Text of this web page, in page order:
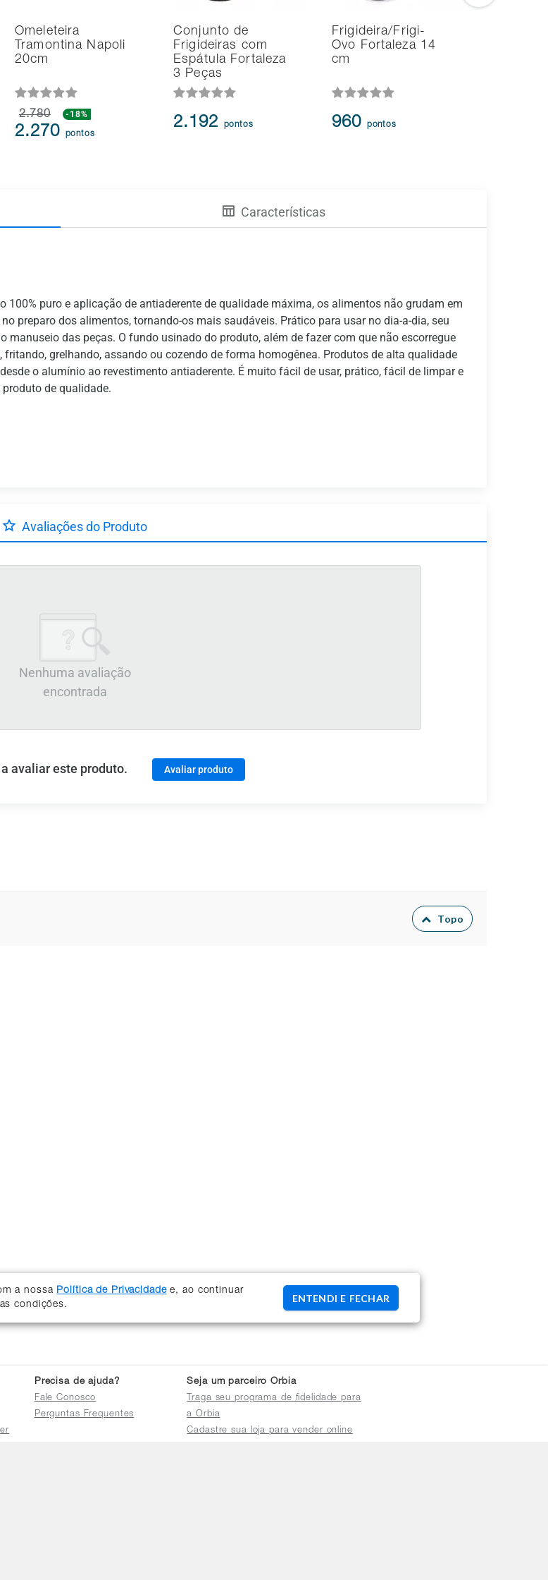
a nossa Política de Privacidadee, ao continuar
condições.
ENTENDI E FECHAR
Omeleteira
Tramontina Napoli
20cm
2.780 -18%
2.270 pontos
Conjunto de
Frigideiras com
Espátula Fortaleza
3 Peças
2.192 pontos
Frigideira/Frigi-
Ovo Fortaleza 14
cm
960 pontos
Características
puro e aplicação de antiaderente de qualidade máxima, os alimentos não grudam em
preparo dos alimentos, tornando-os mais saudáveis. Prático para usar no dia-a-dia, seu
das peças. O fundo usinado do produto, além de fazer com que não escorregue
grelhando, assando ou cozendo de forma homogênea. Produtos de alta qualidade
o alumínio ao revestimento antiaderente. É muito fácil de usar, prático, fácil de limpar e
de qualidade.
Avaliações do Produto
Nenhuma avaliação
encontrada
avaliar este produto. Avaliar produto
Topo
Precisa de ajuda?
Fale Conosco
Perguntas Frequentes
Seja um parceiro Orbia
Traga seu programa de fidelidade para
a Orbia
Cadastre sua loja para vender online